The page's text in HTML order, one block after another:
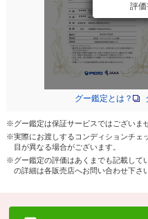
評
グー鑑定とは？
※グー鑑定は保証サービスではございま
※実際にお渡しするコンディションチェ
目が異なる場合がございます。
※グー鑑定の評価はあくまでも記載して
の詳細は各販売店へお問い合わせ下さい